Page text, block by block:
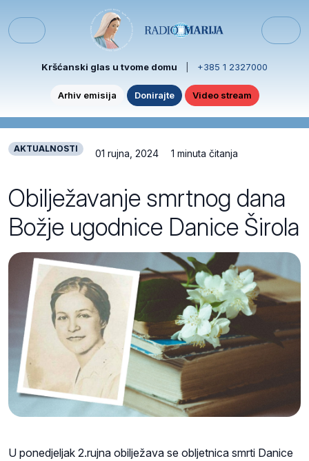
Menu
Kršćanski glas u tvome domu +385 1 2327000
Arhiv emisija Donirajte Video stream
AKTUALNOSTI 01 rujna, 2024 1 minuta čitanja
Obilježavanje smrtnog dana
Božje ugodnice Danice Širola
U ponedjeljak 2.rujna obilježava se obljetnica smrti Danice